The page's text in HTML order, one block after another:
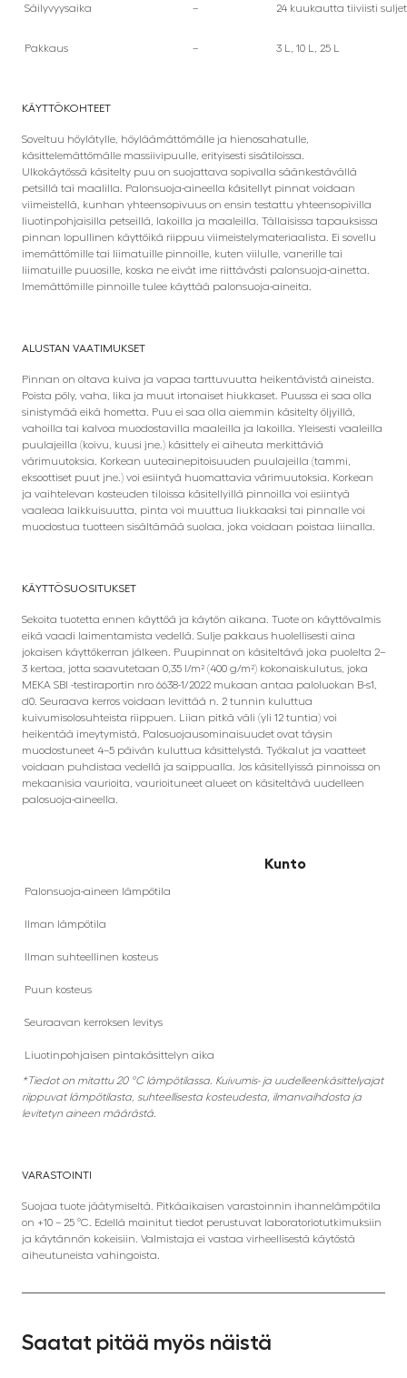
Säilyvyysaika – 24 kuukautta tiiviisti
Pakkaus – 3 L, 10 L, 25 L
KÄYTTÖKOHTEET
Soveltuu höylätylle, höyläämättömälle ja hienosahatulle,
käsittelemättömälle massiivipuulle, erityisesti sisätiloissa.
Ulkokäytössä käsitelty puu on suojattava sopivalla säänkestävällä
petsillä tai maalilla. Palonsuoja-aineella käsitellyt pinnat voidaan
viimeistellä, kunhan yhteensopivuus on ensin testattu yhteensopivilla
liuotinpohjaisilla petseillä, lakoilla ja maaleilla. Tällaisissa tapauksissa
pinnan lopullinen käyttöikä riippuu viimeistelymateriaalista. Ei sovellu
imemättömille tai liimatuille pinnoille, kuten viilulle, vanerille tai
liimatuille puuosille, koska ne eivät ime riittävästi palonsuoja-ainetta.
Imemättömille pinnoille tulee käyttää palonsuoja-aineita.
ALUSTAN VAATIMUKSET
Pinnan on oltava kuiva ja vapaa tarttuvuutta heikentävistä aineista.
Poista pöly, vaha, lika ja muut irtonaiset hiukkaset. Puussa ei saa olla
sinistymää eikä hometta. Puu ei saa olla aiemmin käsitelty öljyillä,
vahoilla tai kalvoa muodostavilla maaleilla ja lakoilla. Yleisesti vaaleilla
puulajeilla (koivu, kuusi jne.) käsittely ei aiheuta merkittäviä
värimuutoksia. Korkean uuteainepitoisuuden puulajeilla (tammi,
eksoottiset puut jne.) voi esiintyä huomattavia värimuutoksia. Korkean
ja vaihtelevan kosteuden tiloissa käsitellyillä pinnoilla voi esiintyä
vaaleaa laikkuisuutta, pinta voi muuttua liukkaaksi tai pinnalle voi
muodostua tuotteen sisältämää suolaa, joka voidaan poistaa liinalla.
KÄYTTÖSUOSITUKSET
Sekoita tuotetta ennen käyttöä ja käytön aikana. Tuote on käyttövalmis
eikä vaadi laimentamista vedellä. Sulje pakkaus huolellisesti aina
jokaisen käyttökerran jälkeen. Puupinnat on käsiteltävä joka puolelta 2–
3 kertaa, jotta saavutetaan 0,35 l/m² (400 g/m²) kokonaiskulutus, joka
MEKA SBI -testiraportin nro 6638-1/2022 mukaan antaa paloluokan B-s1,
d0. Seuraava kerros voidaan levittää n. 2 tunnin kuluttua
kuivumisolosuhteista riippuen. Liian pitkä väli (yli 12 tuntia) voi
heikentää imeytymistä. Palosuojausominaisuudet ovat täysin
muodostuneet 4–5 päivän kuluttua käsittelystä. Työkalut ja vaatteet
voidaan puhdistaa vedellä ja saippualla. Jos käsitellyissä pinnoissa on
mekaanisia vaurioita, vaurioituneet alueet on käsiteltävä uudelleen
palosuoja-aineella.
Kunto
Palonsuoja-aineen lämpötila
Ilman lämpötila
Ilman suhteellinen kosteus
Puun kosteus
Seuraavan kerroksen levitys
Liuotinpohjaisen pintakäsittelyn aika
*Tiedot on mitattu 20 °C lämpötilassa. Kuivumis- ja uudelleenkäsittelyajat
riippuvat lämpötilasta, suhteellisesta kosteudesta, ilmanvaihdosta ja
levitetyn aineen määrästä.
VARASTOINTI
Suojaa tuote jäätymiseltä. Pitkäaikaisen varastoinnin ihannelämpötila
on +10 – 25 °C. Edellä mainitut tiedot perustuvat laboratoriotutkimuksiin
ja käytännön kokeisiin. Valmistaja ei vastaa virheellisestä käytöstä
aiheutuneista vahingoista.
Saatat pitää myös näistä